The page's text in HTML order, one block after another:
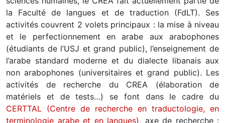
la Faculté de langues et de traduction (FdLT). Ses
activités couvrent 2 volets principaux : la mise à niveau
et le perfectionnement en arabe aux arabophones
(étudiants de l’USJ et grand public), l’enseignement de
l’arabe standard moderne et du dialecte libanais aux
non arabophones (universitaires et grand public). Les
activités de recherche du CREA (élaboration de
matériels et de tests…) se font dans le cadre du
CERTTAL (Centre de recherche en traductologie, en
terminologie arabe et en langues), axe de recherche :